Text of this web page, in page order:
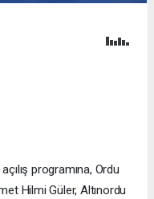
programına, Ordu
Hilmi Güler, Altınordu